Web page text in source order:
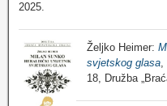
2025.
Željko Heimer:
svjetskog glasa
18, Družba